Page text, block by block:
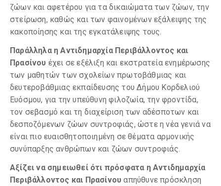
ζώων και αφετέρου για τα δικαιώματα των ζώων, την
στείρωση, καθώς και των φαινομένων εξάλειψης της
κακοποίησης και της εγκατάλειψης τους.
Παράλληλα η Αντιδημαρχία Περιβάλλοντος και
Πρασίνου έχει σε εξέλιξη και εκστρατεία ενημέρωσης
των μαθητών των σχολείων πρωτοβάθμιας και
δευτεροβάθμιας εκπαίδευσης του Δήμου Κορδελιού
Ευόσμου, για την υπεύθυνη φιλοζωία, την φροντίδα,
τον σεβασμό και τη διαχείριση των αδέσποτων και
δεσποζόμενων ζώων συντροφιάς, ώστε η νέα γενιά να
είναι πιο ευαισθητοποιημένη σε θέματα αρμονικής
συνύπαρξης ανθρώπων και ζώων συντροφιάς.
Αξίζει να σημειωθεί ότι πρόσφατα η Αντιδημαρχία
Περιβάλλοντος και Πρασίνου απηύθυνε πρόσκληση